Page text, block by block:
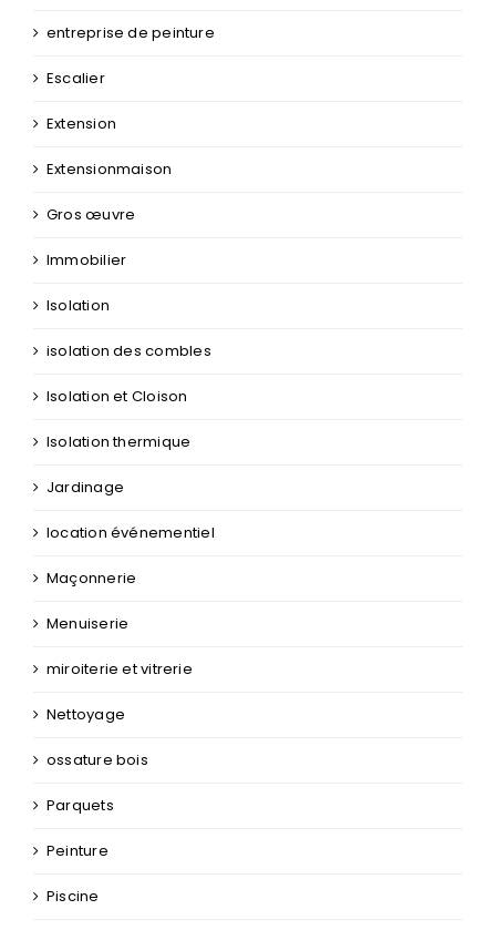
entreprise de peinture
Escalier
Extension
Extensionmaison
Gros œuvre
Immobilier
Isolation
isolation des combles
Isolation et Cloison
Isolation thermique
Jardinage
location événementiel
Maçonnerie
Menuiserie
miroiterie et vitrerie
Nettoyage
ossature bois
Parquets
Peinture
Piscine